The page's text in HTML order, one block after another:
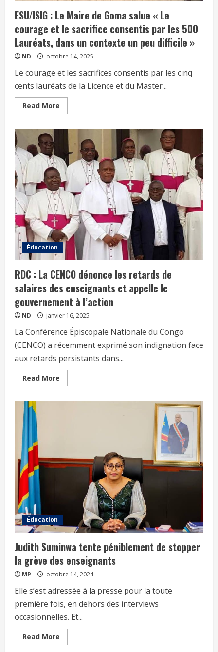
ESU/ISIG : Le Maire de Goma salue « Le
courage et le sacrifice consentis par les 500
Lauréats, dans un contexte un peu difficile »
ND octobre 14, 2025
Le courage et les sacrifices consentis par les cinq
cents lauréats de la Licence et du Master...
Read More
Éducation
RDC : La CENCO dénonce les retards de
salaires des enseignants et appelle le
gouvernement à l’action
ND janvier 16, 2025
La Conférence Épiscopale Nationale du Congo
(CENCO) a récemment exprimé son indignation face
aux retards persistants dans...
Read More
Éducation
Judith Suminwa tente péniblement de stopper
la grève des enseignants
MP octobre 14, 2024
Elle s’est adressée à la presse pour la toute
première fois, en dehors des interviews
occasionnelles. Et...
Read More